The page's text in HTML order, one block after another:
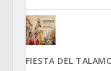
FIESTA DEL